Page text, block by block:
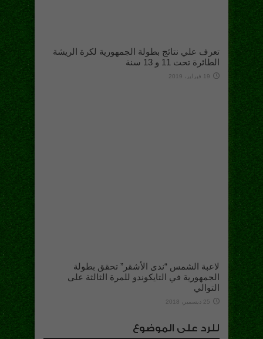
تعرف علي نتائج بطولة الجمهورية لكرة الريشة
الطائرة تحت 11 و 13 سنة
19 فبراير، 2019
لاعبة الشمس “ندى الأشقر” تحقق بطولة
الجمهورية في التايكوندو للمرة الثالثة على
التوالي
25 ديسمبر، 2018
للرد على الموضوع